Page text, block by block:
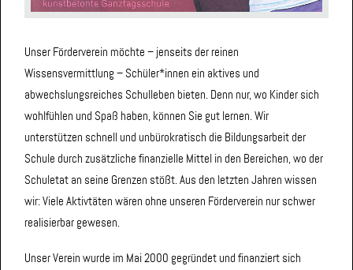
Unser Förderverein möchte – jenseits der reinen
Wissensvermittlung – Schüler*innen ein aktives und
abwechslungsreiches Schulleben bieten. Denn nur, wo Kinder sich
wohlfühlen und Spaß haben, können Sie gut lernen. Wir
unterstützen schnell und unbürokratisch die Bildungsarbeit der
Schule durch zusätzliche finanzielle Mittel in den Bereichen, wo der
Schuletat an seine Grenzen stößt. Aus den letzten Jahren wissen
wir: Viele Aktivtäten wären ohne unseren Förderverein nur schwer
realisierbar gewesen.
Unser Verein wurde im Mai 2000 gegründet und finanziert sich